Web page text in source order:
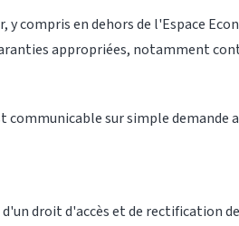
compris en dehors de l'Espace
appropriées, notamment
communicable sur simple demande
droit d'accès et de rectification